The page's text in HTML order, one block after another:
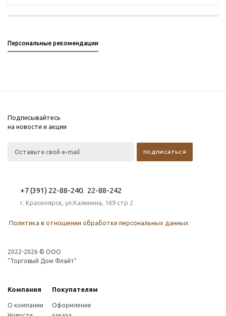
Персональные рекомендации
Подписывайтесь
на новости и акции
+7 (391) 22-88-240, 22-88-242
г. Красноярск, ул.Калинина, 169 стр 2
Политика в отношении обработки персональных данных
2022-2026 © OOO
"Торговый Дом Флайт"
Компания Покупателям
О компании
Оформление